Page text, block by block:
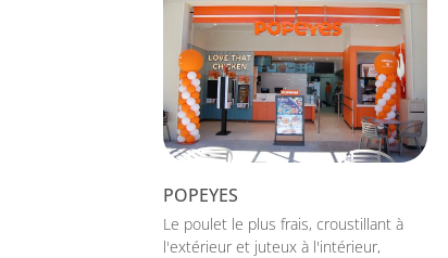
POPEYES
Le poulet le plus frais, croustillant à
l'extérieur et juteux à l'intérieur,